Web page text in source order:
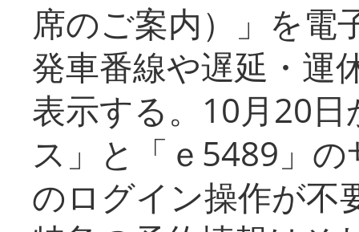
席のご案内）」を電
発車番線や遅延・運
表示する。10月20
ス」と「ｅ5489」
のログイン操作が不